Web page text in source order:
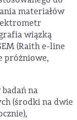
materiałów
wiązką
(Raith e-line
próżniowe,
na
(środki na dwie